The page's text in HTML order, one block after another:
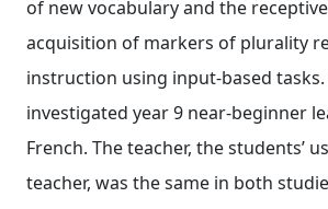
of new vocabulary and the
acquisition of markers of plurality
instruction using input‐based
investigated year 9 near‐beginner
French. The teacher, the students’
teacher, was the same in both